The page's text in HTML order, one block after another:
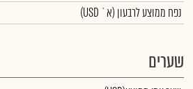
נפח ממוצע לרבעון (א` USD)
שערים